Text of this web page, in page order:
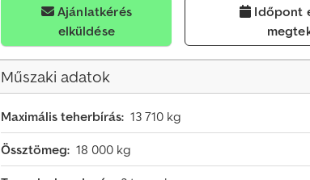
Ajánlatkérés
elküldése
Műszaki adatok
Maximális teherbírás: 13 710 kg
Össztömeg: 18 000 kg